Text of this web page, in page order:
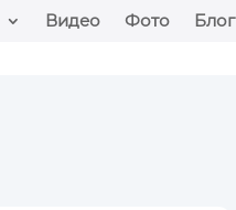
Видео Фото Блог